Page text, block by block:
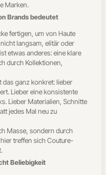
Marken.
Brands bedeutet
fertigen, um von Haute
langsam, elitär oder
etwas anderes: eine klare
durch Kollektionen,
das ganz konkret: lieber
Lieber eine konsistente
Lieber Materialien, Schnitte
jedes Mal neu zu
Masse, sondern durch
treffen sich Couture-
Beliebigkeit